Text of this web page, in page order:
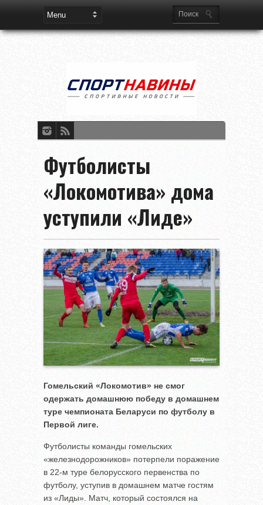
Футболисты
«Локомотива» дома
уступили «Лиде»
Гомельский «Локомотив» не смог
одержать домашнюю победу в домашнем
туре чемпионата Беларуси по футболу в
Первой лиге.
Футболисты команды гомельских
«железнодорожников» потерпели поражение
в 22-м туре белорусского первенства по
футболу, уступив в домашнем матче гостям
из «Лиды». Матч, который состоялся на